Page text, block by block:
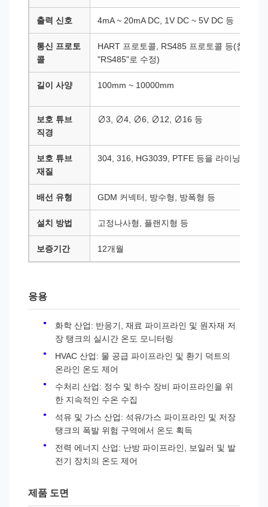
출력 신호 4mA ~ 20mA DC, 1V DC ~ 5V DC 등
통신 프로토
콜
HART 프로토콜, RS485 프로토콜 등(참고:
"RS485"로 수정)
길이 사양 100mm ~ 10000mm
보호 튜브
직경
∅3, ∅4, ∅6, ∅12, ∅16 등
보호 튜브
재질
304, 316, HG3039, PTFE 등을 라이닝한 스
배선 유형 GDM 커넥터, 방수형, 방폭형 등
설치 방법 고정나사형, 플랜지형 등
보증기간 12개월
응용
화학 산업: 반응기, 재료 파이프라인 및 원자재 저
장 탱크의 실시간 온도 모니터링
HVAC 산업: 물 공급 파이프라인 및 환기 덕트의
온라인 온도 제어
수처리 산업: 정수 및 하수 장비 파이프라인을 위
한 지속적인 수온 수집
석유 및 가스 산업: 석유/가스 파이프라인 및 저장
탱크의 폭발 위험 구역에서 온도 획득
전력 에너지 산업: 난방 파이프라인, 보일러 및 발
전기 장치의 온도 제어
제품 도면